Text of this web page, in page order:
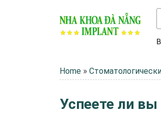
Home »
Успеете ли